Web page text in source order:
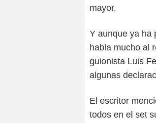
mayor.
Y aunque ya ha
habla mucho al
guionista Luis
algunas
El escritor
todos en el set